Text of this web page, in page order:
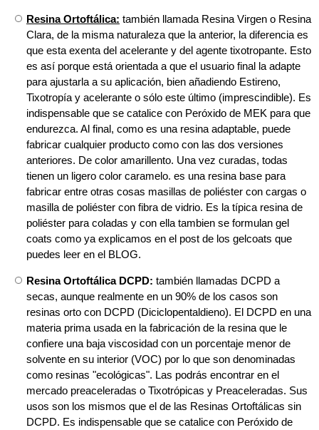
Resina Ortoftálica: también llamada Resina Virgen o Resina
Clara, de la misma naturaleza que la anterior, la diferencia es
que esta exenta del acelerante y del agente tixotropante. Esto
es así porque está orientada a que el usuario final la adapte
para ajustarla a su aplicación, bien añadiendo Estireno,
Tixotropía y acelerante o sólo este último (imprescindible). Es
indispensable que se catalice con Peróxido de MEK para que
endurezca. Al final, como es una resina adaptable, puede
fabricar cualquier producto como con las dos versiones
anteriores. De color amarillento. Una vez curadas, todas
tienen un ligero color caramelo. es una resina base para
fabricar entre otras cosas masillas de poliéster con cargas o
masilla de poliéster con fibra de vidrio. Es la típica resina de
poliéster para coladas y con ella tambien se formulan gel
coats como ya explicamos en el post de los gelcoats que
puedes leer en el BLOG.
Resina Ortoftálica DCPD: también llamadas DCPD a
secas, aunque realmente en un 90% de los casos son
resinas orto con DCPD (Diciclopentaldieno). El DCPD en una
materia prima usada en la fabricación de la resina que le
confiere una baja viscosidad con un porcentaje menor de
solvente en su interior (VOC) por lo que son denominadas
como resinas "ecológicas". Las podrás encontrar en el
mercado preaceleradas o Tixotrópicas y Preaceleradas. Sus
usos son los mismos que el de las Resinas Ortoftálicas sin
DCPD. Es indispensable que se catalice con Peróxido de